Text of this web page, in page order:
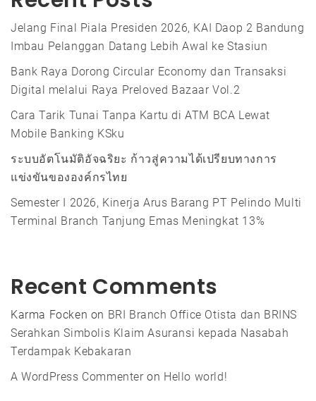
Jelang Final Piala Presiden 2026, KAI Daop 2 Bandung
Imbau Pelanggan Datang Lebih Awal ke Stasiun
Bank Raya Dorong Circular Economy dan Transaksi
Digital melalui Raya Preloved Bazaar Vol.2
Cara Tarik Tunai Tanpa Kartu di ATM BCA Lewat
Mobile Banking KSku
ระบบอัตโนมัติอัจฉริยะ ก้าวสู่ความได้เปรียบทางการ
แข่งขันขององค์กรไทย
Semester I 2026, Kinerja Arus Barang PT Pelindo Multi
Terminal Branch Tanjung Emas Meningkat 13%
Recent Comments
Karma Focken on BRI Branch Office Otista dan BRINS
Serahkan Simbolis Klaim Asuransi kepada Nasabah
Terdampak Kebakaran
A WordPress Commenteron Hello world!